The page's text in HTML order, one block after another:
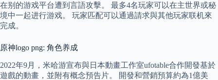
在别的游戏平台遭到言語攻擊。 最多4名玩家可以在主世界或秘
境中一起进行游戏。 玩家匹配可以通過請求與其他玩家联机來
完成。
原神logo png: 角色养成
2022年9月，米哈游宣布與日本動畫工作室ufotable合作開發基於
遊戲的動畫，並附有概念預告片。 開發和營銷預算約為1億美